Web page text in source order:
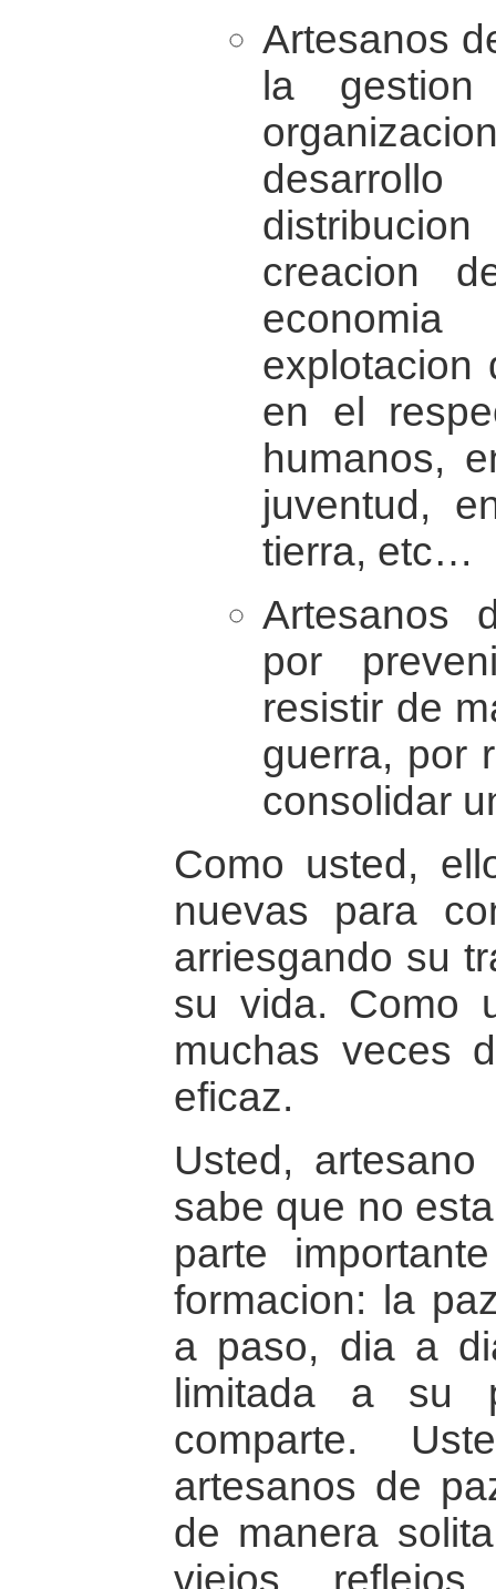
Artesanos
la
creacion
explotacion
en el
humanos,
juventud,
tierra, etc…
Artesanos
por
resistir de
guerra, por
consolidar
Como usted,
nuevas para
arriesgando su
su vida. Como
muchas veces
eficaz.
Usted,
sabe que no
parte
formacion: la
a paso, dia a
limitada a su
comparte.
artesanos de
de manera
viejos